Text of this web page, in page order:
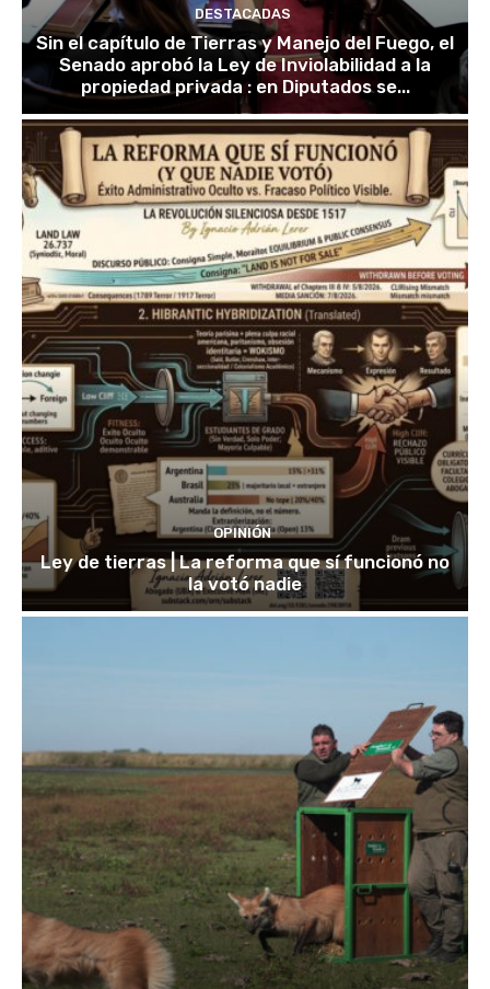
DESTACADAS
Sin el capítulo de Tierras y Manejo del Fuego, el
Senado aprobó la Ley de Inviolabilidad a la
propiedad privada : en Diputados se...
OPINIÓN
Ley de tierras | La reforma que sí funcionó no
la votó nadie